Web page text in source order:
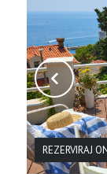
REZERVIRAJ